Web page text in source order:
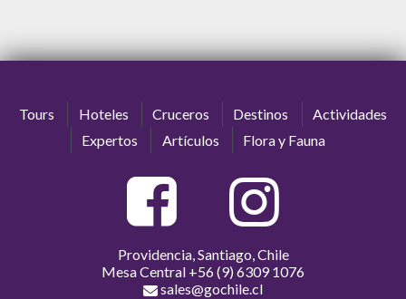
Tours Hoteles Cruceros Destinos
Actividades
Expertos
Artículos Flora y Fauna
Providencia, Santiago, Chile
Mesa Central +56 (9) 6309 1076
sales@gochile.cl